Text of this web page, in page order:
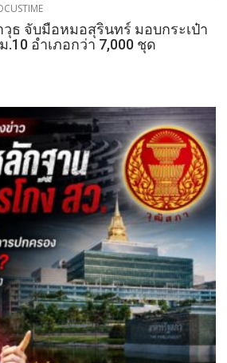
ธ จับมือหมอสุรินทร์ มอบกระเป๋า
อำเภอกว่า 7,000 ชุด